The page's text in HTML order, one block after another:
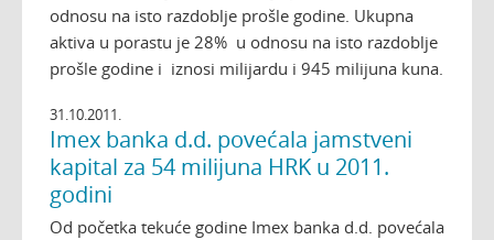
odnosu na isto razdoblje prošle godine. Ukupna
aktiva u porastu je 28% u odnosu na isto razdoblje
prošle godine i iznosi milijardu i 945 milijuna kuna.
31.10.2011.
Imex banka d.d. povećala jamstveni
kapital za 54 milijuna HRK u 2011.
godini
Od početka tekuće godine Imex banka d.d. povećala